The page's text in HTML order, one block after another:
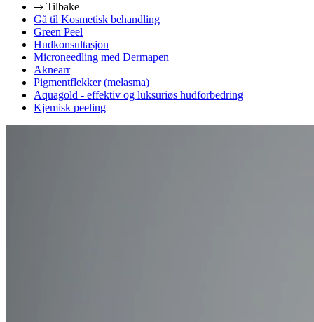
Tilbake
Gå til Kosmetisk behandling
Green Peel
Hudkonsultasjon
Microneedling med Dermapen
Aknearr
Pigmentflekker (melasma)
Aquagold - effektiv og luksuriøs hudforbedring
Kjemisk peeling